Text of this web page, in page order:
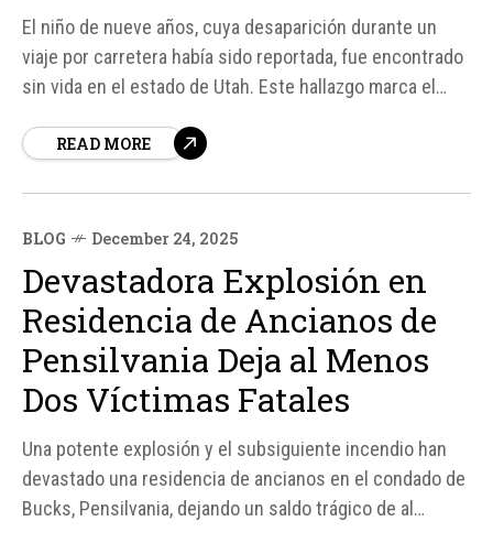
El niño de nueve años, cuya desaparición durante un
viaje por carretera había sido reportada, fue encontrado
sin vida en el estado de Utah. Este hallazgo marca el
READ MORE
BLOG December 24, 2025
Devastadora Explosión en
Residencia de Ancianos de
Pensilvania Deja al Menos
Dos Víctimas Fatales
Una potente explosión y el subsiguiente incendio han
devastado una residencia de ancianos en el condado de
Bucks, Pensilvania, dejando un saldo trágico de al